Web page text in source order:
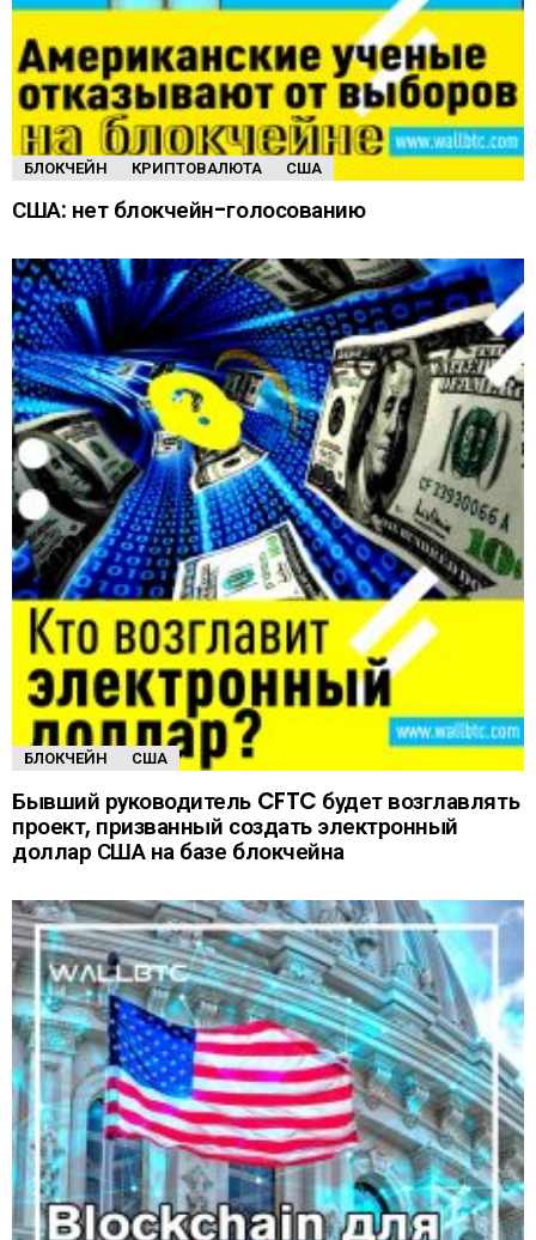
БЛОКЧЕЙН КРИПТОВАЛЮТА США
США: нет блокчейн-голосованию
БЛОКЧЕЙН США
Бывший руководитель CFTC будет возглавлять
проект, призванный создать электронный
доллар США на базе блокчейна